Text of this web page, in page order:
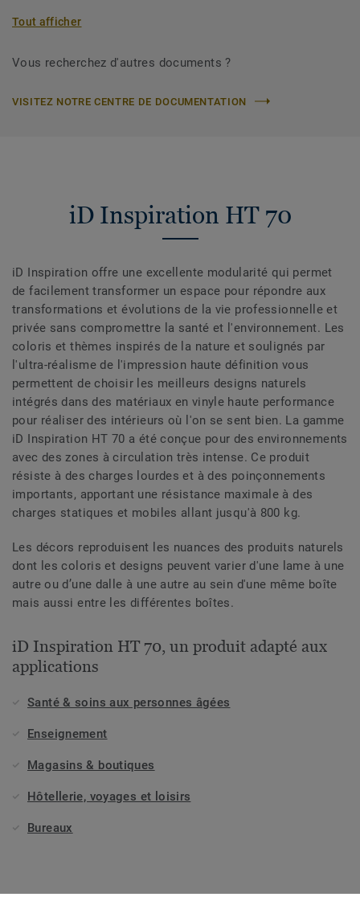
Tout afficher
Vous recherchez d'autres documents ?
VISITEZ NOTRE CENTRE DE DOCUMENTATION
iD Inspiration HT 70
iD Inspiration offre une excellente modularité qui permet
de facilement transformer un espace pour répondre aux
transformations et évolutions de la vie professionnelle et
privée sans compromettre la santé et l'environnement. Les
coloris et thèmes inspirés de la nature et soulignés par
l'ultra-réalisme de l'impression haute définition vous
permettent de choisir les meilleurs designs naturels
intégrés dans des matériaux en vinyle haute performance
pour réaliser des intérieurs où l'on se sent bien. La gamme
iD Inspiration HT 70 a été conçue pour des environnements
avec des zones à circulation très intense. Ce produit
résiste à des charges lourdes et à des poinçonnements
importants, apportant une résistance maximale à des
charges statiques et mobiles allant jusqu'à 800 kg.
Les décors reproduisent les nuances des produits naturels
dont les coloris et designs peuvent varier d'une lame à une
autre ou d’une dalle à une autre au sein d'une même boîte
mais aussi entre les différentes boîtes.
iD Inspiration HT 70, un produit adapté aux
applications
Santé & soins aux personnes âgées
Enseignement
Magasins & boutiques
Hôtellerie, voyages et loisirs
Bureaux